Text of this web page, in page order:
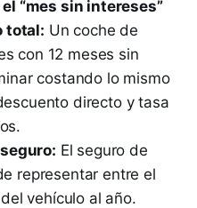
“mes sin intereses”
total: Un coche de
con 12 meses sin
costando lo mismo
directo y tasa
El seguro de
representar entre el
vehículo al año.